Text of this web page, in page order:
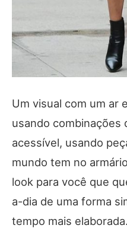
Um visual com um ar
usando combinações
acessível, usando
mundo tem no
look para você que
a-dia de uma forma
tempo mais elaborada.